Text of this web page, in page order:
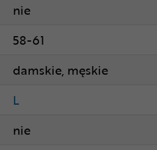
nie
58-61
damskie, męskie
L
nie